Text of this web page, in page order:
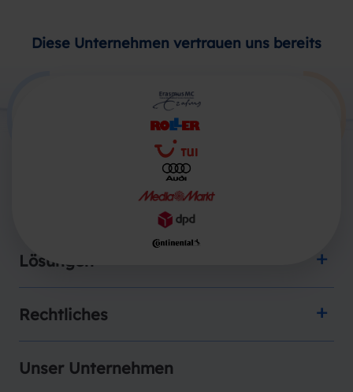
Diese Unternehmen vertrauen uns bereits
Lösungen
Rechtliches
Unser Unternehmen